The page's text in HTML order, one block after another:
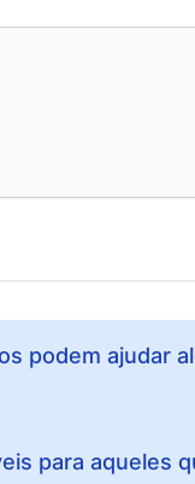
podem ajudar
para aqueles